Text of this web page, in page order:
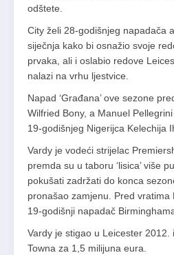
odštete.
City želi 28-godišnjeg napadača
siječnja kako bi osnažio svoje
prvaka, ali i oslabio redove
nalazi na vrhu ljestvice.
Napad ‘Građana’ ove sezone
Wilfried Bony, a Manuel
19-godišnjeg Nigerijca Kelechija
Vardy je vodeći strijelac
premda su u taboru ‘lisica’ više
pokušati zadržati do konca
pronašao zamjenu. Pred vratima
19-godišnji napadač
Vardy je stigao u Leicester 2012.
Towna za 1,5 milijuna eura.